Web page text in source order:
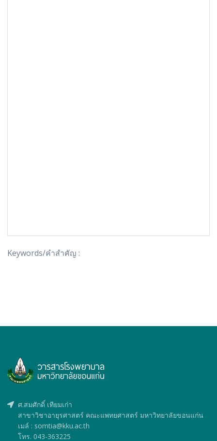
Keywords/คำสำคัญ :
ศ.สมศักดิ์ เทียมเก่า
สาขาวิชาอายุรศาสตร์ คณะแพทยศาสตร์ มหาวิทยาลัยขอนแก่น
เมล์ : somtia@kku.ac.th
โทร. 043-363225